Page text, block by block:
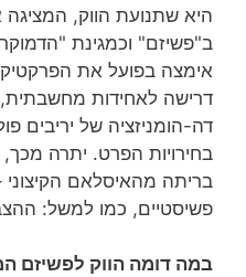
היא שתנועת הווק,
ב"פשיזם" וכמגינת
אימצה בפועל את
דרישה לאחידות מחשבתית,
דה-הומניזציה של יריבים
בחירויות הפרט. יתרה
בריתה מהאיסלאם הקיצוני
פשיסטיים, כמו למשל:
במה דומה הווק לפשיזם